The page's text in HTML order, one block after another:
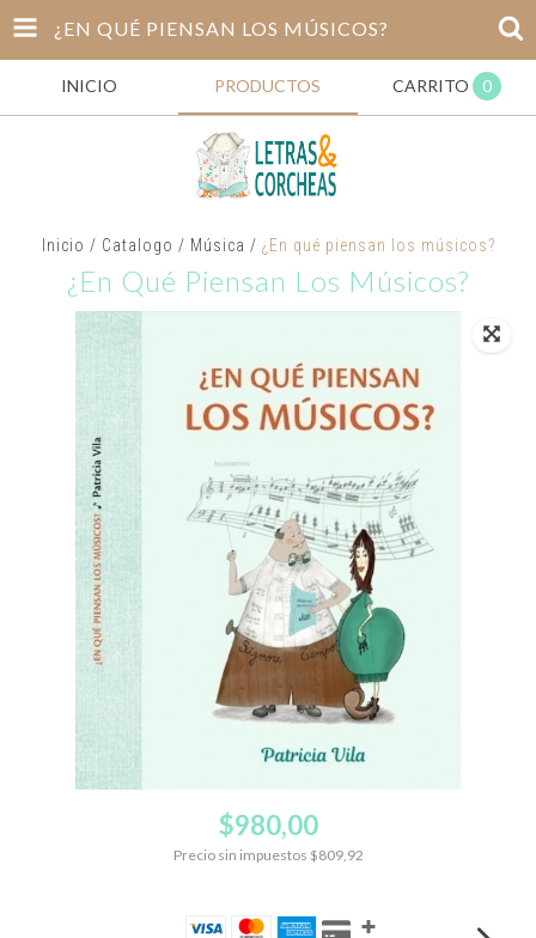
¿EN QUÉ PIENSAN LOS MÚSICOS?
INICIO PRODUCTOS CARRITO 0
Inicio / Catalogo / Música / ¿En qué piensan los músicos?
¿En Qué Piensan Los Músicos?
$980,00
Precio sin impuestos $809,92